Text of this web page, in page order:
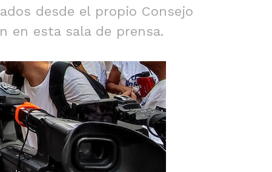
desde el propio Consejo
en esta sala de prensa.